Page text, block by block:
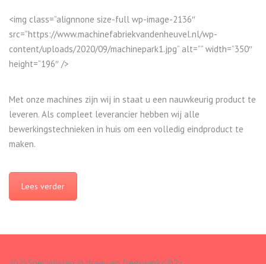
<img class=”alignnone size-full wp-image-2136″
src=”https://www.machinefabriekvandenheuvel.nl/wp-
content/uploads/2020/09/machinepark1.jpg” alt=”” width=”350″
height=”196″ />
Met onze machines zijn wij in staat u een nauwkeurig product te
leveren. Als compleet leverancier hebben wij alle
bewerkingstechnieken in huis om een volledig eindproduct te
maken.
Lees verder